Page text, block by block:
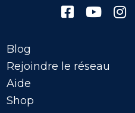
Blog
Rejoindre le réseau
Aide
Shop